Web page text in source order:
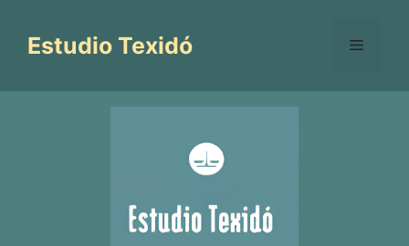
contenido
Estudio Texidó Menú